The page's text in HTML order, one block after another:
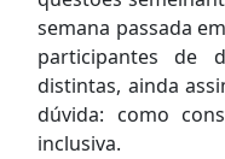
semana passada
participantes de
distintas, ainda
dúvida: como
inclusiva.